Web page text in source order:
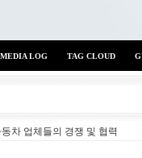
와이
MEDIA LOG TAG CLOUD
차 업체들의 경쟁 및 협력